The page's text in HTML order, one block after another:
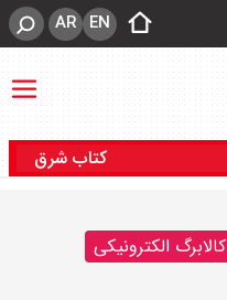
EN
AR
کتاب شرق
کالابرگ الکترونیکی